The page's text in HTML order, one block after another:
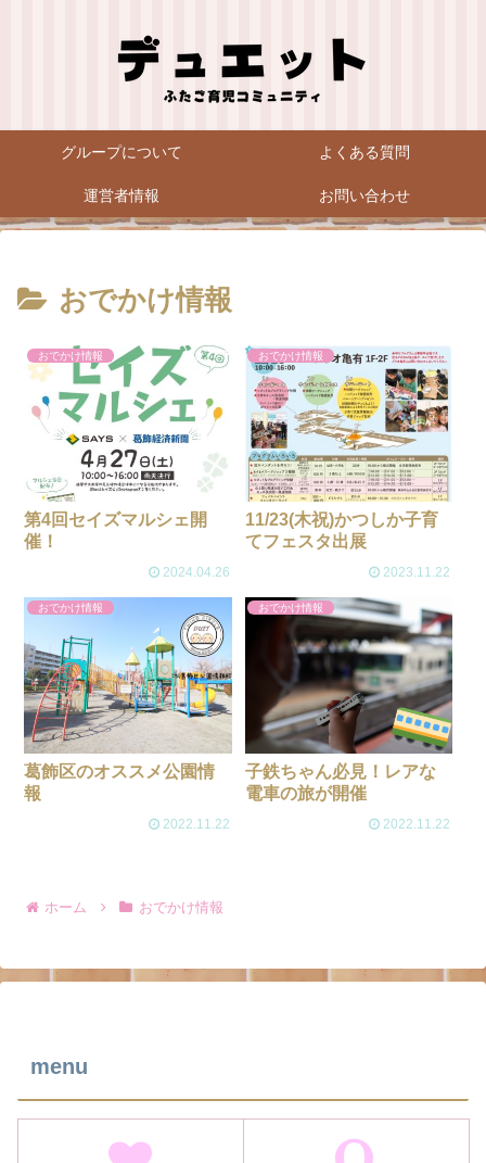
グループについて よくある質問
運営者情報 お問い合わせ
おでかけ情報
おでかけ情報
第4回セイズマルシェ開
催！
2024.04.26
おでかけ情報
11/23(木祝)かつしか子育
てフェスタ出展
2023.11.22
おでかけ情報
葛飾区のオススメ公園情
報
2022.11.22
おでかけ情報
子鉄ちゃん必見！レアな
電車の旅が開催
2022.11.22
ホーム おでかけ情報
menu